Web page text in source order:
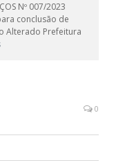
Nº 007/2023
conclusão de
Alterado Prefeitura
0